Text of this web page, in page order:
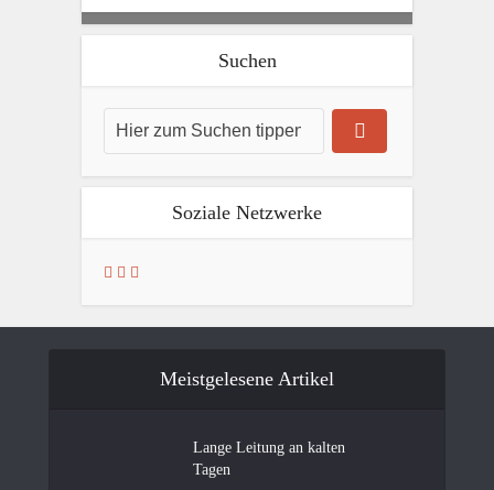
Suchen
Soziale Netzwerke
Meistgelesene Artikel
Lange Leitung an kalten
Tagen